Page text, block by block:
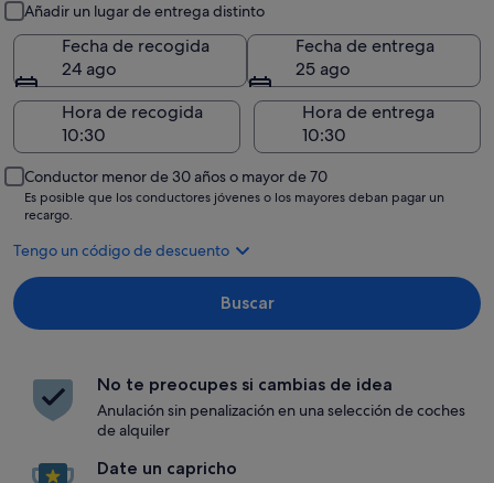
Añadir un lugar de entrega distinto
Fecha de recogida
24 ago
Fecha de entrega
25 ago
Hora de recogida
Hora de entrega
Conductor menor de 30 años o mayor de 70
Es posible que los conductores jóvenes o los mayores deban pagar un
recargo.
Tengo un código de descuento
Buscar
No te preocupes si cambias de idea
Anulación sin penalización en una selección de coches
de alquiler
Date un capricho